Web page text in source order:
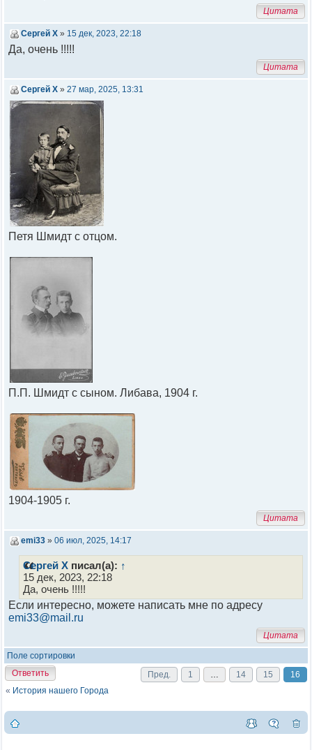
Цитата
Сергей Х » 15 дек, 2023, 22:18
Да, очень !!!!!
Цитата
Сергей Х » 27 мар, 2025, 13:31
Петя Шмидт с отцом.
П.П. Шмидт с сыном. Либава, 1904 г.
1904-1905 г.
Цитата
emi33 » 06 июл, 2025, 14:17
Сергей Х писал(а): ↑
15 дек, 2023, 22:18
Да, очень !!!!!
Если интересно, можете написать мне по адресу
emi33@mail.ru
Цитата
Поле сортировки
Пред.
1 … 14 15 16
Ответить
« История нашего Города